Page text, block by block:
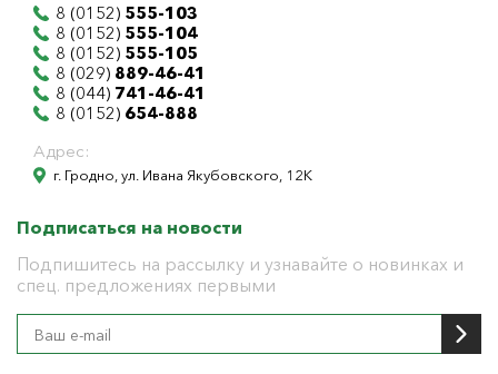
8 (0152) 555-103
8 (0152) 555-104
8 (0152) 555-105
8 (029) 889-46-41
8 (044) 741-46-41
8 (0152) 654-888
Адрес:
г. Гродно, ул. Ивана Якубовского, 12К
Подписаться на новости
Подпишитесь на рассылку и узнавайте о новинках и
спец. предложениях первыми